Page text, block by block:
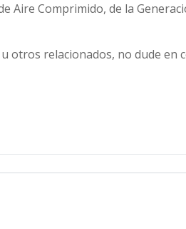
Comprimido, de la
otros relacionados, no dude en